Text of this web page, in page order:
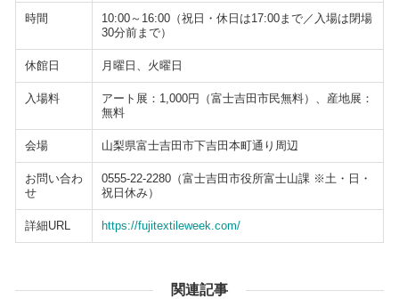
時間
10:00～16:00（祝日・休日は17:00まで／入場は閉場
30分前まで）
休館日 月曜日、火曜日
入場料
アート展：1,000円（富士吉田市民無料）、産地展：
無料
会場 山梨県富士吉田市下吉田本町通り周辺
お問い合わ
せ
0555-22-2280（富士吉田市役所富士山課 ※土・日・
祝日休み）
詳細URL https://fujitextileweek.com/
関連記事